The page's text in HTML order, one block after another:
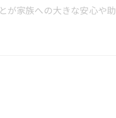
が家族への大きな安心や助